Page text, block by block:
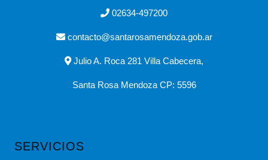
02634-497200
contacto@santarosamendoza.gob.ar
Julio A. Roca 281 Villa Cabecera,
Santa Rosa Mendoza CP: 5596
SERVICIOS